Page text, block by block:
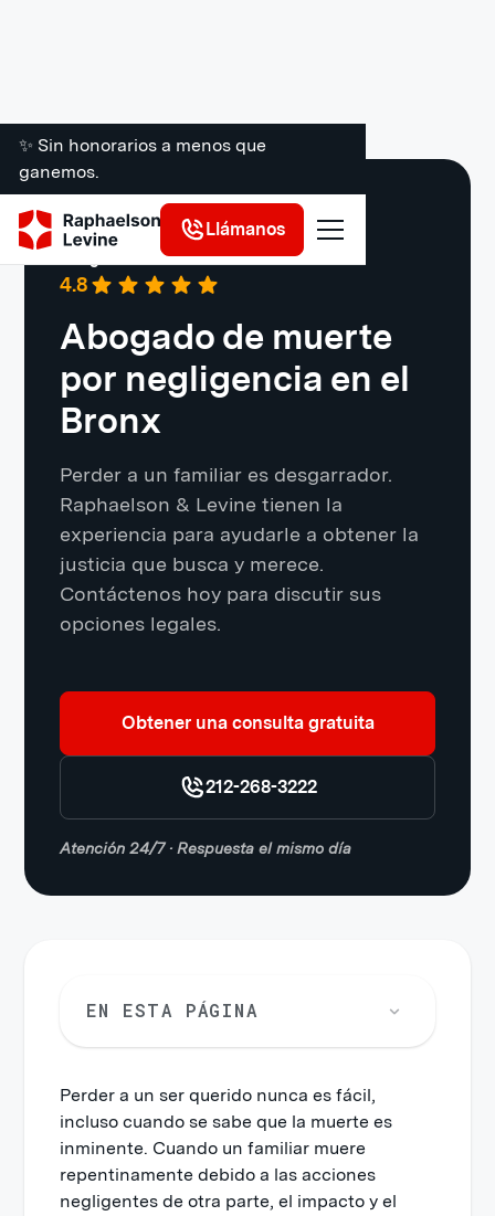
✨ Sin honorarios a menos que
ganemos.
Llámanos
Bronx
721 reseñas
4.8
Abogado de muerte
por negligencia en el
Bronx
Perder a un familiar es desgarrador.
Raphaelson & Levine tienen la
experiencia para ayudarle a obtener la
justicia que busca y merece.
Contáctenos hoy para discutir sus
opciones legales.
Obtener una consulta gratuita
212-268-3222
Atención 24/7 · Respuesta el mismo día
Perder a un ser querido nunca es fácil,
incluso cuando se sabe que la muerte es
inminente. Cuando un familiar muere
repentinamente debido a las acciones
negligentes de otra parte, el impacto y el
EN ESTA PÁGINA